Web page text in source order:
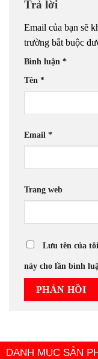
Trả lời
Email của bạn sẽ
trường bắt buộc
Bình luận *
Tên *
Email *
Trang web
Lưu tên của
này cho lần bình
DANH MỤC SẢN